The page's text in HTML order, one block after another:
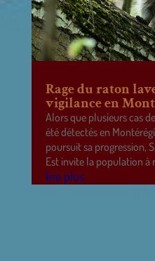
Rage du raton
vigilance en
Alors que plusieurs cas
été détectés en
poursuit sa progression,
Est invite la population à
lire plus